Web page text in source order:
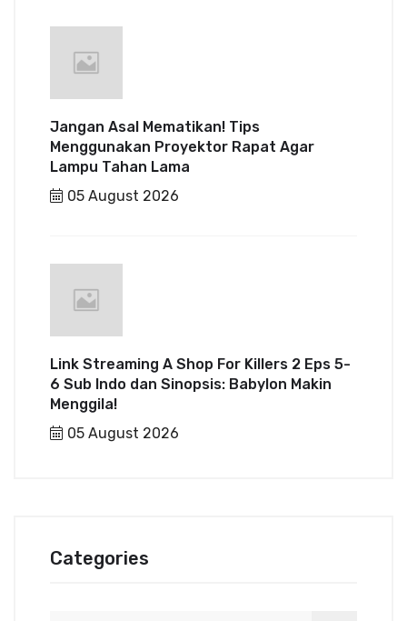
Jangan Asal Mematikan! Tips
Menggunakan Proyektor Rapat Agar
Lampu Tahan Lama
05 August 2026
Link Streaming A Shop For Killers 2 Eps 5-
6 Sub Indo dan Sinopsis: Babylon Makin
Menggila!
05 August 2026
Categories